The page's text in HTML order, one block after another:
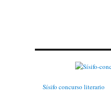
Sísifo concurso literario